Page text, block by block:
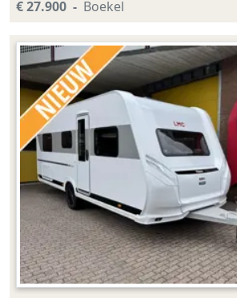
€ 27.900 Boekel